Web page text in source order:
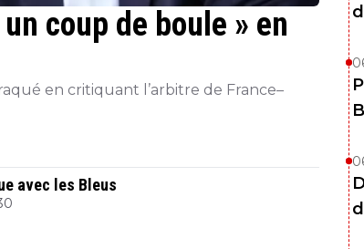
coup de boule » en
en critiquant l’arbitre de France–
avec les Bleus